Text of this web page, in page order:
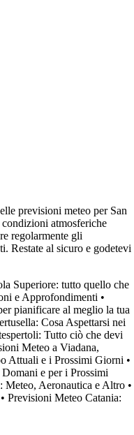
previsioni meteo per San
condizioni atmosferiche
regolarmente gli
Restate al sicuro e godetevi
Superiore: tutto quello che
e Approfondimenti •
pianificare al meglio la tua
Cosa Aspettarsi nei
Tutto ciò che devi
Meteo a Viadana,
Attuali e i Prossimi Giorni •
e per i Prossimi
Meteo, Aeronautica e Altro •
• Previsioni Meteo Catania: